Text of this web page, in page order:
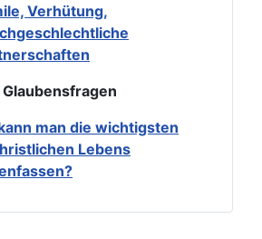
Verhütung,
man die wichtigsten
Lebens